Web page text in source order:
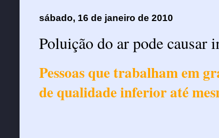
sábado, 16 de janeiro de 2010
Poluição do ar pode causar
Pessoas que trabalham em
de qualidade inferior até